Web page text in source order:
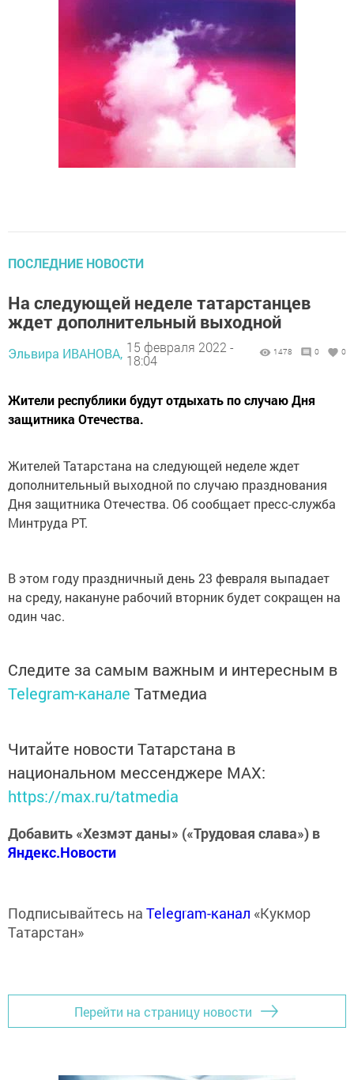
ПОСЛЕДНИЕ НОВОСТИ
На следующей неделе татарстанцев
ждет дополнительный выходной
Эльвира ИВАНОВА, 15 февраля 2022 -
18:04
1478 0 0
Жители республики будут отдыхать по случаю Дня
защитника Отечества.
Жителей Татарстана на следующей неделе ждет
дополнительный выходной по случаю празднования
Дня защитника Отечества. Об сообщает пресс-служба
Минтруда РТ.
В этом году праздничный день 23 февраля выпадает
на среду, накануне рабочий вторник будет сокращен на
один час.
Следите за самым важным и интересным в
Telegram-канале Татмедиа
Читайте новости Татарстана в
национальном мессенджере MАХ:
https://max.ru/tatmedia
Добавить «Хезмэт даны» («Трудовая слава») в
Яндекс.Новости
Подписывайтесь на Telegram-канал «Кукмор
Татарстан»
Перейти на страницу новости